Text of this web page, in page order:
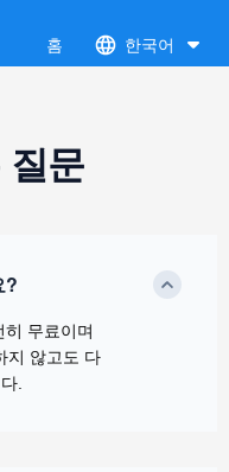
홈 한국어
문
?
무료이며
지 않고도 다
.